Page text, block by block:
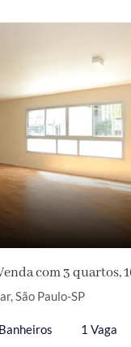
com 3 quartos,
São Paulo-SP
1 Vaga